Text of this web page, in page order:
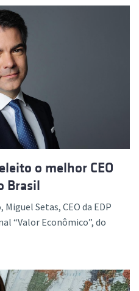
o melhor CEO
Brasil
Setas, CEO da EDP
“Valor Econômico”, do